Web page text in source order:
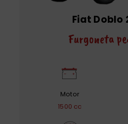
Fiat Doblo
Furgoneta
Motor
1500 cc